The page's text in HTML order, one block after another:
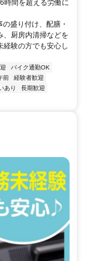
時間を超える労働に
盛り付け、配膳・
、厨房内清掃などを
経験の方でも安心し
バイク通勤OK
前
経験者歓迎
あり
長期歓迎